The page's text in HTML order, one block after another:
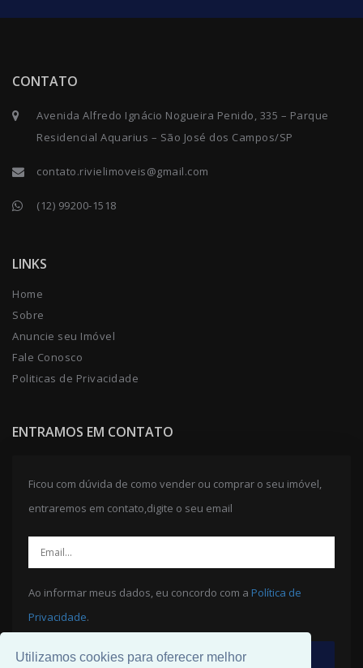
Utilizamos cookies para oferecer melhor
CONTATO
Avenida Alfredo Ignácio Nogueira Penido, 335 – Parque
Residencial Aquarius – São José dos Campos/SP
contato.rivielimoveis@gmail.com
(12) 99200-1518
LINKS
Home
Sobre
Anuncie seu Imóvel
Fale Conosco
Politicas de Privacidade
ENTRAMOS EM CONTATO
Ficou com dúvida de como vender ou comprar o seu imóvel,
entraremos em contato,digite o seu email
Ao informar meus dados, eu concordo com a Política de
Privacidade.
ENVIAR